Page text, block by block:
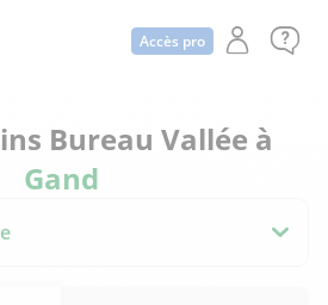
Accès pro
Bureau Vallée à
Gand